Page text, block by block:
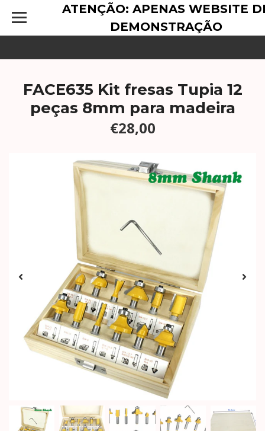
ATENÇÃO: APENAS WEBSITE
DEMONSTRAÇÃO
FACE635 Kit fresas Tupia 12
peças 8mm para madeira
€28,00